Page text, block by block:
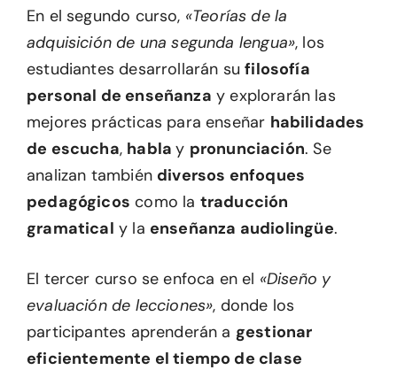
En el segundo curso, «Teorías de la
adquisición de una segunda lengua», los
estudiantes desarrollarán sufilosofía
personal de enseñanza y explorarán las
mejores prácticas para enseñar habilidades
de escucha, hablay pronunciación. Se
analizan también diversos enfoques
pedagógicos como la traducción
gramatical y la enseñanza audiolingüe.
El tercer curso se enfoca en el «Diseño y
evaluación de lecciones», donde los
participantes aprenderán a gestionar
eficientemente el tiempo de clase